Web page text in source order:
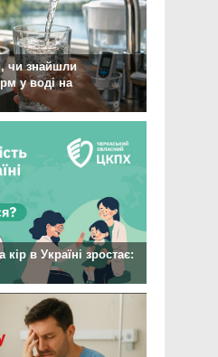
чи знайшли
у воді на
в Україні зростає: